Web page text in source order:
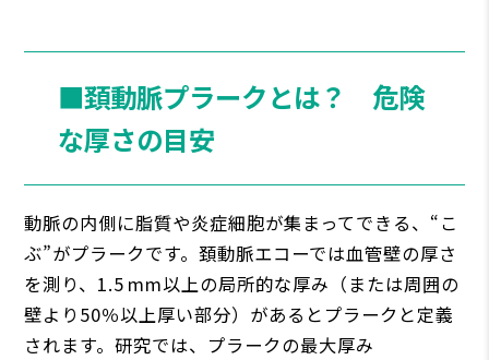
■頚動脈プラークとは？ 危険
な厚さの目安
動脈の内側に脂質や炎症細胞が集まってできる、“こ
ぶ”がプラークです。頚動脈エコーでは血管壁の厚さ
を測り、1.5 mm以上の局所的な厚み（または周囲の
壁より50％以上厚い部分）があるとプラークと定義
されます。研究では、プラークの最大厚み